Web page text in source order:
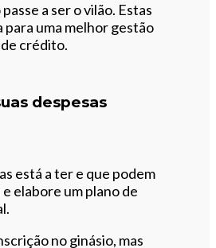
a ser o vilão. Estas
para uma melhor gestão
crédito.
despesas
está a ter e que podem
elabore um plano de
no ginásio, mas